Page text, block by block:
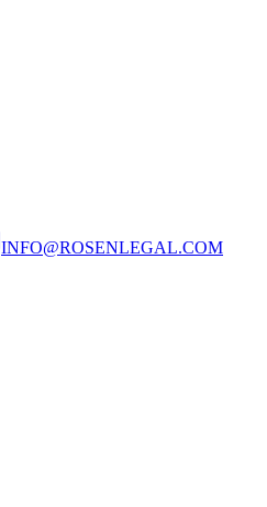
INFO@ROSENLEGAL.COM